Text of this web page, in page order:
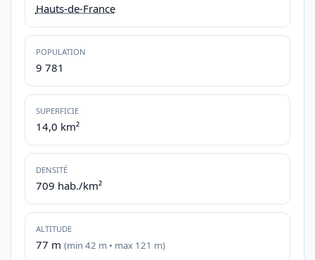
Hauts-de-France
POPULATION
9 781
SUPERFICIE
14,0 km²
DENSITÉ
709 hab./km²
ALTITUDE
77 m (min 42 m • max 121 m)